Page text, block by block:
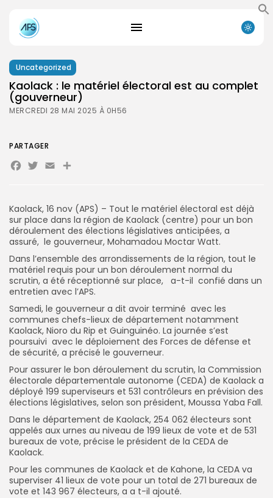
Search
for:
Search
Button
FR
Uncategorized
Kaolack : le matériel électoral est au complet
(gouverneur)
MERCREDI 28 MAI 2025 À 0H56
Kaolack, 16 nov (APS) – Tout le matériel électoral est déjà
sur place dans la région de Kaolack (centre) pour un bon
déroulement des élections législatives anticipées, a
assuré, le gouverneur, Mohamadou Moctar Watt.
Dans l’ensemble des arrondissements de la région, tout le
matériel requis pour un bon déroulement normal du
scrutin, a été réceptionné sur place, a-t-il confié dans un
entretien avec l’APS.
Samedi, le gouverneur a dit avoir terminé avec les
communes chefs-lieux de département notamment
Kaolack, Nioro du Rip et Guinguinéo. La journée s’est
poursuivi avec le déploiement des Forces de défense et
de sécurité, a précisé le gouverneur.
Pour assurer le bon déroulement du scrutin, la Commission
électorale départementale autonome (CEDA) de Kaolack a
déployé 199 superviseurs et 531 contrôleurs en prévision des
élections législatives, selon son président, Moussa Yaba Fall.
Dans le département de Kaolack, 254 062 électeurs sont
appelés aux urnes au niveau de 199 lieux de vote et de 531
bureaux de vote, précise le président de la CEDA de
Kaolack.
Pour les communes de Kaolack et de Kahone, la CEDA va
superviser 41 lieux de vote pour un total de 271 bureaux de
vote et 143 967 électeurs, a a t-il ajouté.
PARTAGER
Facebook
Twitter
EmailPartager